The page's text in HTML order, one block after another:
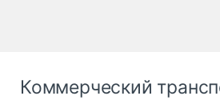
Коммерческий